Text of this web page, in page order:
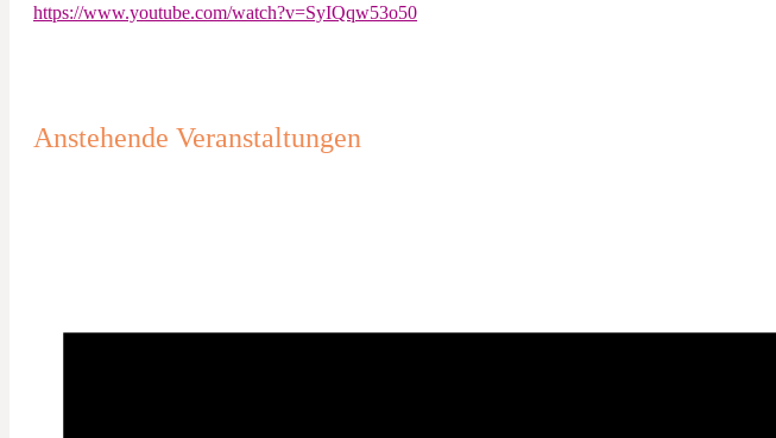
https://www.youtube.com/watch?v=SyIQqw53o50
Anstehende Veranstaltungen